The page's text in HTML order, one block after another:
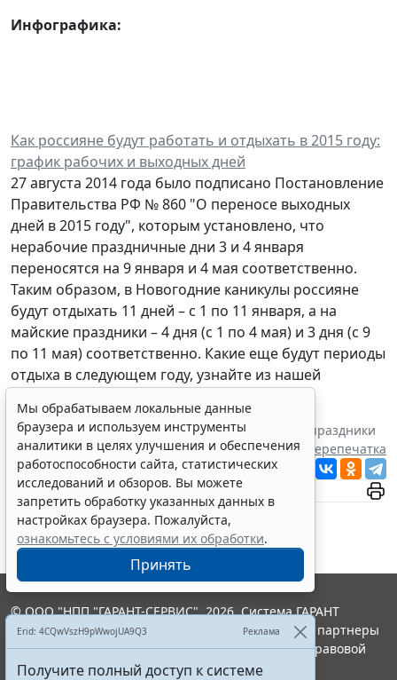
Инфографика:
Как россияне будут работать и отдыхать в 2015 году:
график рабочих и выходных дней
27 августа 2014 года было подписано Постановление
Правительства РФ № 860 "О переносе выходных
дней в 2015 году", которым установлено, что
нерабочие праздничные дни 3 и 4 января
переносятся на 9 января и 4 мая соответственно.
Таким образом, в Новогодние каникулы россияне
будут отдыхать 11 дней – с 1 по 11 января, а на
майские праздники – 4 дня (с 1 по 4 мая) и 3 дня (с 9
по 11 мая) соответственно. Какие еще будут периоды
отдыха в следующем году, узнайте из нашей
Теги:налоги, сборы, взносы,профессиональные праздники
Перепечатка
Читать ГАРАНТ.РУ в
Новости и Дзен
Мы обрабатываем локальные данные
браузера и используем инструменты
аналитики в целях улучшения и обеспечения
работоспособности сайта, статистических
исследований и обзоров. Вы можете
запретить обработку указанных данных в
настройках браузера. Пожалуйста,
ознакомьтесь с условиями их обработки.
Принять
Erid: 4CQwVszH9pWwojUA9Q3 Реклама
Получите полный доступ к системе
© ООО "НПП "ГАРАНТ-СЕРВИС", 2026. Система ГАРАНТ
выпускается с 1990 года. Компания "Гарант" и ее партнеры
являются участниками Российской ассоциации правовой
информации ГАРАНТ.